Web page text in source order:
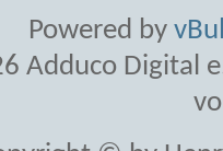
Powered by
Adduco Digital